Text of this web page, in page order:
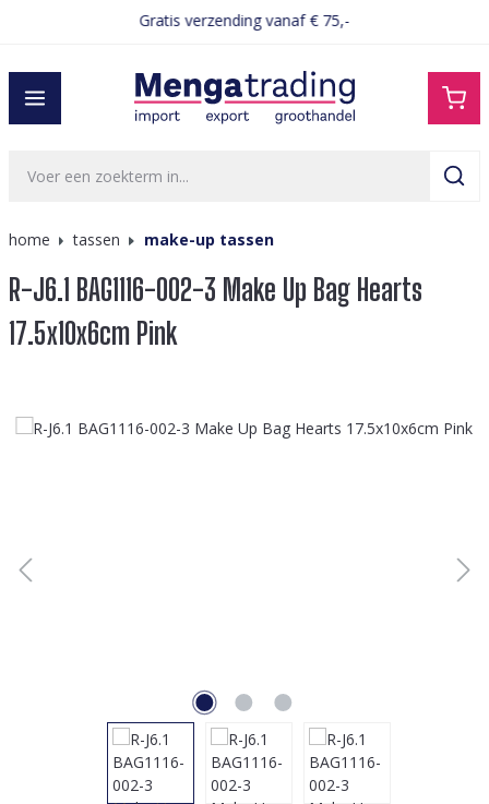
Gratis verzending vanaf € 75,-
home tassen make-up tassen
R-J6.1 BAG1116-002-3 Make Up Bag Hearts
17.5x10x6cm Pink
Afbeeldingengalerij overslaan